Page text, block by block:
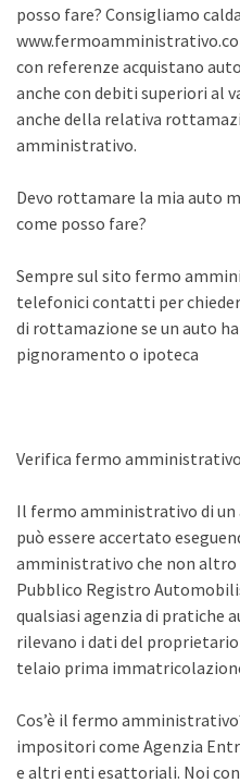
posso fare? Consigliamo
con referenze acquistano
anche con debiti superiori al
anche della relativa
amministrativo.
Devo rottamare la mia auto
come posso fare?
Sempre sul sito fermo
telefonici contatti per
di rottamazione se un auto
pignoramento o ipoteca
Verifica fermo amministrativo
Il fermo amministrativo di
può essere accertato
amministrativo che non altro
Pubblico Registro
qualsiasi agenzia di pratiche
rilevano i dati del
telaio prima
Cos’è il fermo
impositori come Agenzia
e altri enti esattoriali. Noi